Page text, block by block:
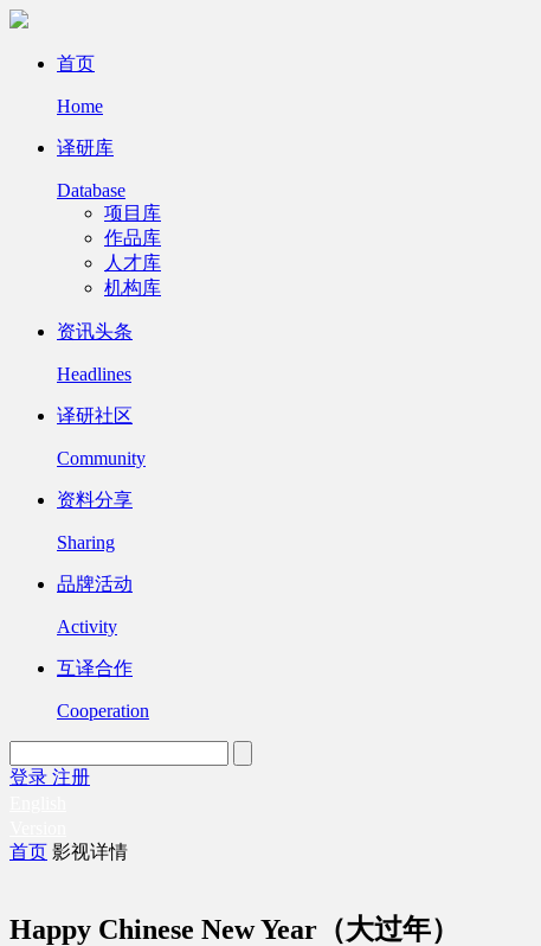
首页
Home
译研库
Database
项目库
作品库
人才库
机构库
资讯头条
Headlines
译研社区
Community
资料分享
Sharing
品牌活动
Activity
互译合作
Cooperation
登录 注册
首页 影视详情
Happy Chinese New Year（大过年）